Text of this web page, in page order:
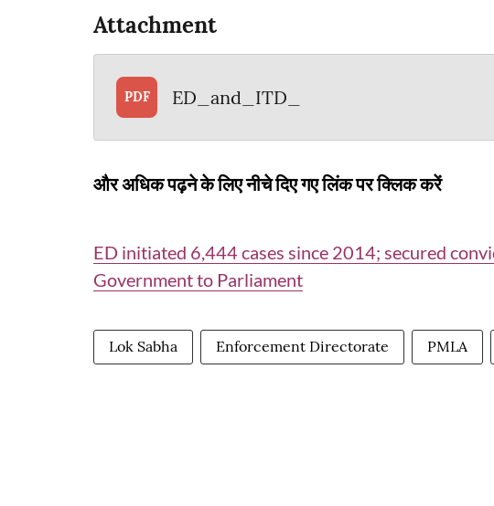
Attachment
PDF ED_and_ITD_
और अधिक पढ़ने के लिए नीचे दिए गए लिंक पर क्लिक करें
ED initiated 6,444 cases since 2014; secured
Government to Parliament
Lok Sabha Enforcement Directorate PMLA